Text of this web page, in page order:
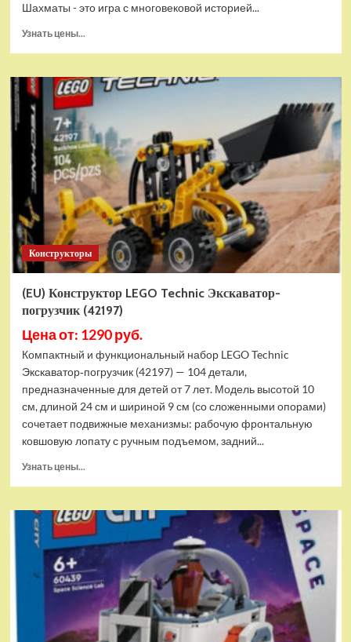
Шахматы - это игра с многовековой историей...
Узнать цены...
Шахматы
магнитные
БУБА
ИГРАЕМ
ВМЕСТЕ
в
кор.2*192шт
ZY501598-
R4
Конструкторы
(EU) Конструктор LEGO Technic Экскаватор-
погрузчик (42197)
Цена от: 1290 руб.
Компактный и функциональный набор LEGO Technic
Экскаватор‑погрузчик (42197) — 104 детали,
предназначенные для детей от 7 лет. Модель высотой 10
см, длиной 24 см и шириной 9 см (со сложенными опорами)
сочетает подвижные механизмы: рабочую фронтальную
ковшовую лопату с ручным подъемом, задний...
Узнать цены...
(EU)
Конструктор
LEGO
Technic
Экскаватор-
погрузчик
(42197)